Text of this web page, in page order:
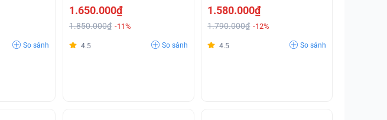
So sánh
0690707410
1.650.000₫
1.850.000₫ -11%
4.5 So sánh
1.580.000₫
1.790.000₫ -12%
4.5 So sánh